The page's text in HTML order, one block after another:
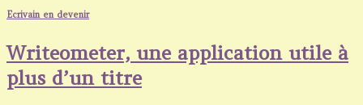
Ecrivain en devenir
Writeometer, une application utile à
plus d’un titre